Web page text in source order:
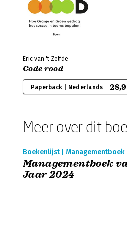
Eric van 't Zelfde
Code rood
Paperback | Nederlands
Meer over dit
Boekenlijst | Managementboek
Managementboek
Jaar 2024